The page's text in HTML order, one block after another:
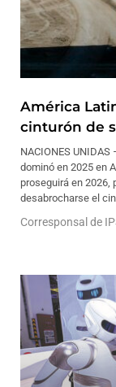
América
cinturón de
NACIONES
dominó en 2025 en
proseguirá en 2026,
desabrocharse el
Corresponsal de